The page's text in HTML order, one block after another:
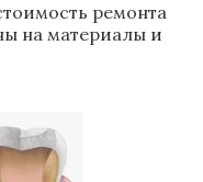
ремонта
на материалы и